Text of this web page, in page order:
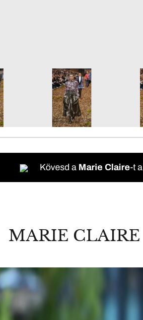
Kövesd a Marie Claire-t
MARIE